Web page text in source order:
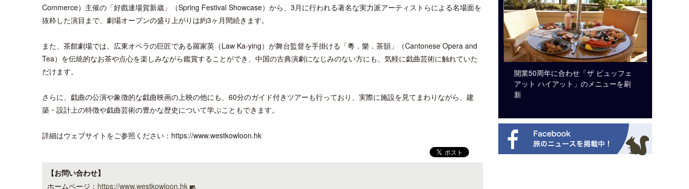
Commerce）主催の「好戲連場賀新歳」（Spring Festival Showcase）から、3月に行われる著名な実力派アーティストらによる名場面を
抜粋した演目まで、劇場オープンの盛り上がりは約3ヶ月間続きます。
また、茶館劇場では、広東オペラの巨匠である羅家英（Law Ka-ying）が舞台監督を手掛ける「粵．樂．茶韻」（Cantonese Opera and
Tea）を伝統的なお茶や点心を楽しみながら鑑賞することができ、中国の古典演劇になじみのない方にも、気軽に戯曲芸術に触れていた
だけます。
さらに、戯曲の公演や象徴的な戯曲映画の上映の他にも、60分のガイド付きツアーも行っており、実際に施設を見てまわりながら、建
築・設計上の特徴や戯曲芸術の豊かな歴史について学ぶこともできます。
詳細はウェブサイトをご参照ください：https://www.westkowloon.hk
【お問い合わせ】
ホームページ： https://www.westkowloon.hk
開業50周年に合わせ「ザ ビュッフェ
アット ハイアット」のメニューを刷
新